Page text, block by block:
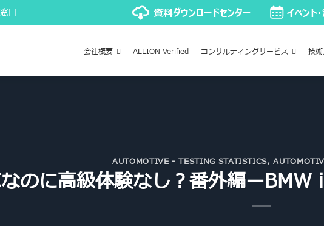
口
会社概要 ALLION Verified コンサルティングサービス 技
AUTOMOTIVE - TESTING STATISTICS,
のに高級体験なし？番外編ー